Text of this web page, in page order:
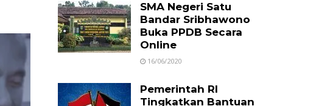
SMA Negeri Satu
Bandar Sribhawono
Buka PPDB Secara
Online
16/06/2020
Pemerintah RI
Tingkatkan Bantuan